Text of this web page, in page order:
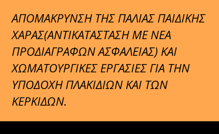
ΑΠΟΜΑΚΡΥΝΣΗ ΤΗΣ ΠΑΛΙΑΣ ΠΑΙΔΙΚΗΣ
ΧΑΡΑΣ(ΑΝΤΙΚΑΤΑΣΤΑΣΗ ΜΕ ΝΕΑ
ΠΡΟΔΙΑΓΡΑΦΩΝ ΑΣΦΑΛΕΙΑΣ) ΚΑΙ
ΧΩΜΑΤΟΥΡΓΙΚΕΣ ΕΡΓΑΣΙΕΣ ΓΙΑ ΤΗΝ
ΥΠΟΔΟΧΗ ΠΛΑΚΙΔΙΩΝ ΚΑΙ ΤΩΝ
ΚΕΡΚΙΔΩΝ.